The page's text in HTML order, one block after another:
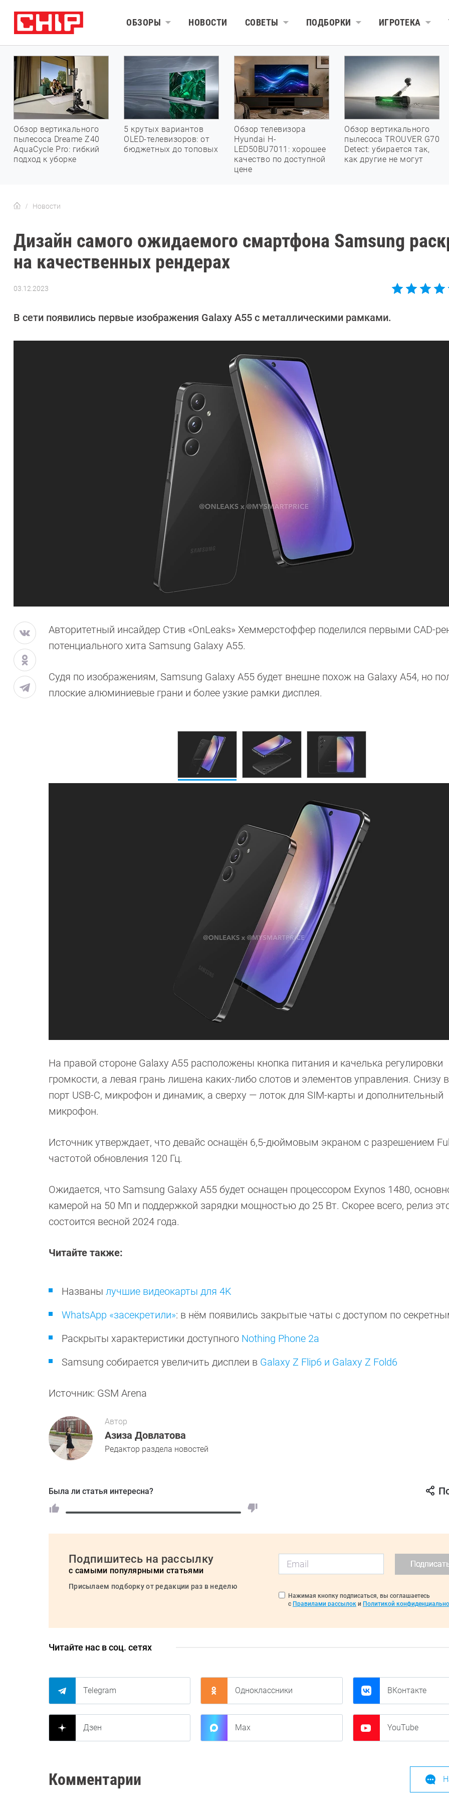
ОБЗОРЫ НОВОСТИ СОВЕТЫ ПОДБОРКИ ИГРОТЕКА
Обзор вертикального
пылесоса Dreame Z40
AquaCycle Pro: гибкий
подход к уборке
5 крутых вариантов
OLED-телевизоров: от
бюджетных до топовых
Обзор телевизора
Hyundai H-
LED50BU7011: хорошее
качество по доступной
цене
Обзор вертикального
пылесоса TROUVER G70
Detect: убирается так,
как другие не могут
Новости
Дизайн самого ожидаемого смартфона Samsung
на качественных рендерах
03.12.2023
Довлатова
В сети появились первые изображения Galaxy A55 с металлическими рамками.
Авторитетный инсайдер Стив «OnLeaks» Хеммерстоффер поделился первыми CAD-
потенциального хита Samsung Galaxy A55.
Судя по изображениям, Samsung Galaxy A55 будет внешне похож на Galaxy A54, но
плоские алюминиевые грани и более узкие рамки дисплея.
На правой стороне Galaxy A55 расположены кнопка питания и качелька регулировки
громкости, а левая грань лишена каких-либо слотов и элементов управления. Снизу
порт USB-C, микрофон и динамик, а сверху — лоток для SIM-карты и дополнительный
микрофон.
Источник утверждает, что девайс оснащён 6,5-дюймовым экраном с разрешением
частотой обновления 120 Гц.
Ожидается, что Samsung Galaxy A55 будет оснащен процессором Exynos 1480,
камерой на 50 Мп и поддержкой зарядки мощностью до 25 Вт. Скорее всего, релиз
состоится весной 2024 года.
Читайте также:
Названы лучшие видеокарты для 4K
WhatsApp «засекретили»: в нём появились закрытые чаты с доступом по
Раскрыты характеристики доступного Nothing Phone 2a
Samsung собирается увеличить дисплеи в Galaxy Z Flip6 и Galaxy Z Fold6
Источник: GSM Arena
Автор
Азиза Довлатова
Редактор раздела новостей
Была ли статья интересна?
Подпишитесь на рассылку
с самыми популярными статьями
Присылаем подборку от редакции раз в неделю
Нажимая кнопку подписаться, вы соглашаетесь
с Правилами рассылок и Политикой
Читайте нас в соц. сетях
Telegram Одноклассники ВКонтакте
Дзен Max YouTube
Комментарии